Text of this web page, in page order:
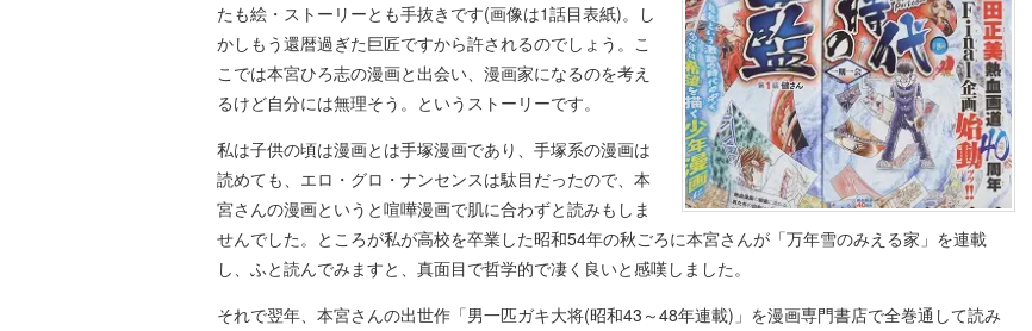
たも絵・ストーリーとも手抜きです(画像は1話目表紙)。し
かしもう還暦過ぎた巨匠ですから許されるのでしょう。こ
こでは本宮ひろ志の漫画と出会い、漫画家になるのを考え
るけど自分には無理そう。というストーリーです。
私は子供の頃は漫画とは手塚漫画であり、手塚系の漫画は
読めても、エロ・グロ・ナンセンスは駄目だったので、本
宮さんの漫画というと喧嘩漫画で肌に合わずと読みもしま
せんでした。ところが私が高校を卒業した昭和54年の秋ごろに本宮さんが「万年雪のみえる家」を連載
し、ふと読んでみますと、真面目で哲学的で凄く良いと感嘆しました。
それで翌年、本宮さんの出世作「男一匹ガキ大将(昭和43～48年連載)」を漫画専門書店で全巻通して読み